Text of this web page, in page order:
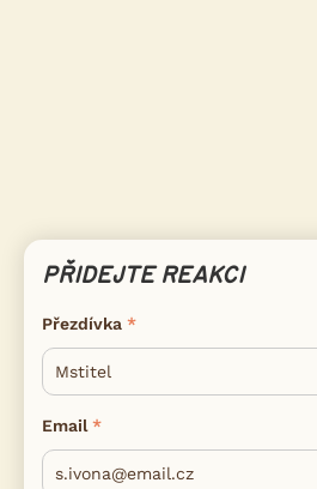
PŘIDEJTE REAKCI
Přezdívka
Email